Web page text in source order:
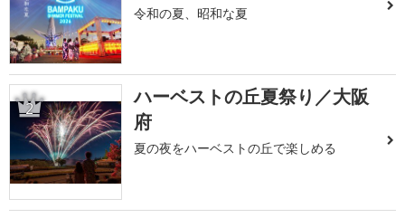
令和の夏、昭和な夏
2
ハーベストの丘夏祭り／大阪
府
夏の夜をハーベストの丘で楽しめる